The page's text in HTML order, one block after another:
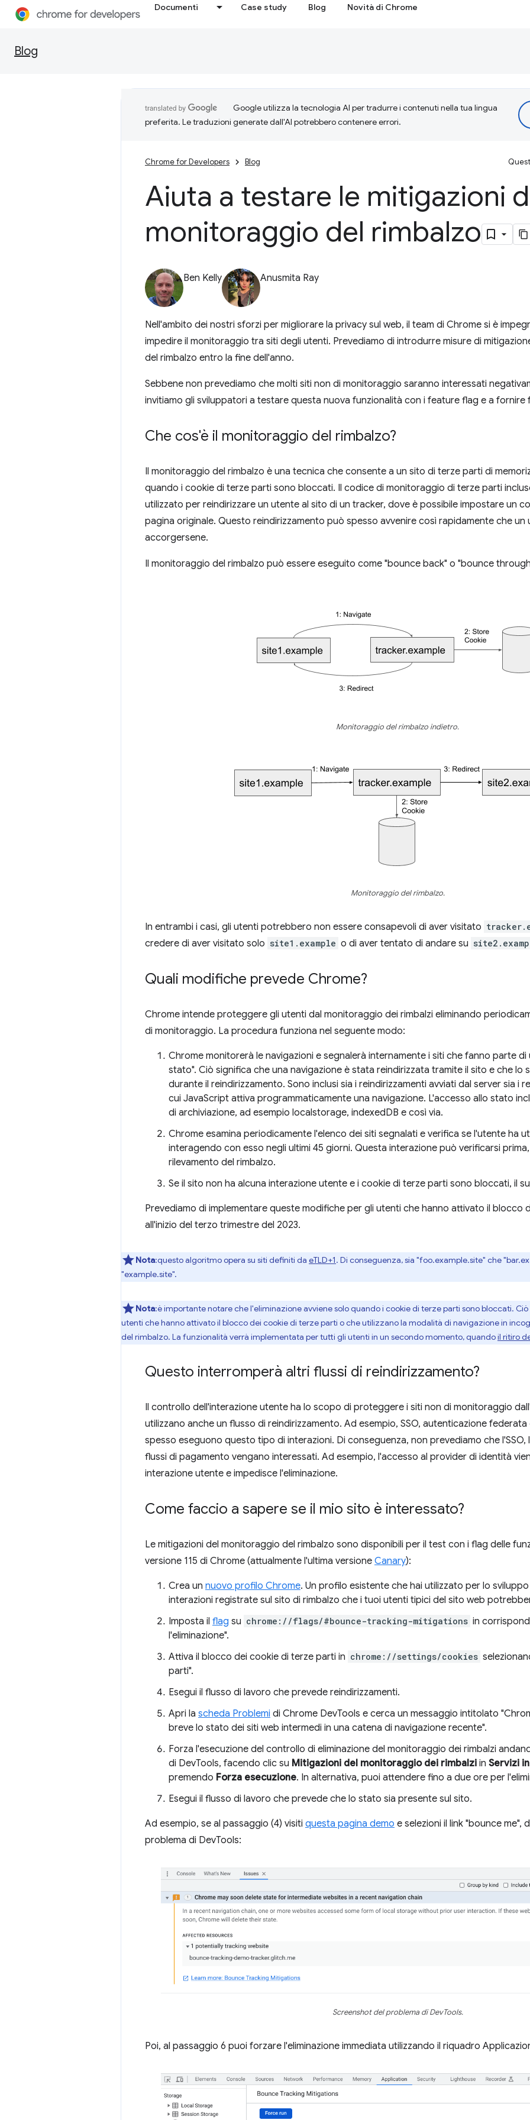
Documenti Case study Blog Novità di Chrome
Blog
Google utilizza la tecnologia AI per tradurre i contenuti nella tua lingua
preferita. Le traduzioni generate dall'AI potrebbero contenere errori.
Chrome for Developers Blog
Aiuta a testare le mitigazioni
monitoraggio del rimbalzo
Ben Kelly Anusmita Ray
Nell'ambito dei nostri sforzi per migliorare la privacy sul web, il team di Chrome si è
impedire il monitoraggio tra siti degli utenti. Prevediamo di introdurre misure di
del rimbalzo entro la fine dell'anno.
Sebbene non prevediamo che molti siti non di monitoraggio saranno interessati
invitiamo gli sviluppatori a testare questa nuova funzionalità con i feature flag e a fornire
Che cos'è il monitoraggio del rimbalzo?
Il monitoraggio del rimbalzo è una tecnica che consente a un sito di terze parti di
quando i cookie di terze parti sono bloccati. Il codice di monitoraggio di terze parti
utilizzato per reindirizzare un utente al sito di un tracker, dove è possibile impostare un
pagina originale. Questo reindirizzamento può spesso avvenire così rapidamente che
accorgersene.
Il monitoraggio del rimbalzo può essere eseguito come "bounce back" o "bounce
Monitoraggio del rimbalzo indietro.
Monitoraggio del rimbalzo.
In entrambi i casi, gli utenti potrebbero non essere consapevoli di aver visitato
credere di aver visitato solo site1.example o di aver tentato di andare su
Quali modifiche prevede Chrome?
Chrome intende proteggere gli utenti dal monitoraggio dei rimbalzi eliminando
di monitoraggio. La procedura funziona nel seguente modo:
Chrome monitorerà le navigazioni e segnalerà internamente i siti che fanno parte
stato". Ciò significa che una navigazione è stata reindirizzata tramite il sito e che lo
durante il reindirizzamento. Sono inclusi sia i reindirizzamenti avviati dal server sia i
cui JavaScript attiva programmaticamente una navigazione. L'accesso allo stato
di archiviazione, ad esempio localstorage, indexedDB e così via.
Chrome esamina periodicamente l'elenco dei siti segnalati e verifica se l'utente ha
interagendo con esso negli ultimi 45 giorni. Questa interazione può verificarsi
rilevamento del rimbalzo.
Se il sito non ha alcuna interazione utente e i cookie di terze parti sono bloccati, il
Prevediamo di implementare queste modifiche per gli utenti che hanno attivato il blocco
all'inizio del terzo trimestre del 2023.
Nota:questo algoritmo opera su siti definiti da eTLD+1. Di conseguenza, sia "foo.example.site" che
"example.site".
Nota:è importante notare che l'eliminazione avviene solo quando i cookie di terze parti sono bloccati.
utenti che hanno attivato il blocco dei cookie di terze parti o che utilizzano la modalità di navigazione in
del rimbalzo. La funzionalità verrà implementata per tutti gli utenti in un secondo momento, quandoil ritiro
Questo interromperà altri flussi di reindirizzamento?
Il controllo dell'interazione utente ha lo scopo di proteggere i siti non di monitoraggio
utilizzano anche un flusso di reindirizzamento. Ad esempio, SSO, autenticazione
spesso eseguono questo tipo di interazioni. Di conseguenza, non prevediamo che
flussi di pagamento vengano interessati. Ad esempio, l'accesso al provider di identità
interazione utente e impedisce l'eliminazione.
Come faccio a sapere se il mio sito è interessato?
Le mitigazioni del monitoraggio del rimbalzo sono disponibili per il test con i flag delle
versione 115 di Chrome (attualmente l'ultima versione Canary):
Crea un nuovo profilo Chrome. Un profilo esistente che hai utilizzato per lo
interazioni registrate sul sito di rimbalzo che i tuoi utenti tipici del sito web
Imposta il flag su chrome://flags/#bounce-tracking-mitigations in
l'eliminazione".
Attiva il blocco dei cookie di terze parti in chrome://settings/cookies
parti".
Esegui il flusso di lavoro che prevede reindirizzamenti.
Apri la scheda Problemi di Chrome DevTools e cerca un messaggio intitolato
breve lo stato dei siti web intermedi in una catena di navigazione recente".
Forza l'esecuzione del controllo di eliminazione del monitoraggio dei rimbalzi
di DevTools, facendo clic su Mitigazioni del monitoraggio dei rimbalzi in Servizi
premendo Forza esecuzione. In alternativa, puoi attendere fino a due ore per
Esegui il flusso di lavoro che prevede che lo stato sia presente sul sito.
Ad esempio, se al passaggio (4) visiti questa pagina demo e selezioni il link "bounce me",
problema di DevTools:
Screenshot del problema di DevTools.
Poi, al passaggio 6 puoi forzare l'eliminazione immediata utilizzando il riquadro